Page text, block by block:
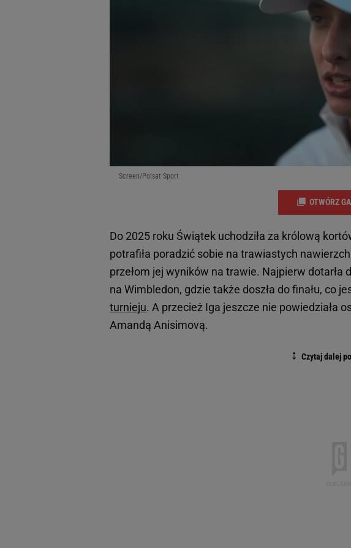
Screen/Polsat Sport
OTWÓRZ
Do 2025 roku Świątek uchodziła za królową
potrafiła poradzić sobie na trawiastych
przełom jej wyników na trawie. Najpierw dotarła
na Wimbledon, gdzie także doszła do finału, co
turnieju. A przecież Iga jeszcze nie powiedziała
Amandą Anisimovą.